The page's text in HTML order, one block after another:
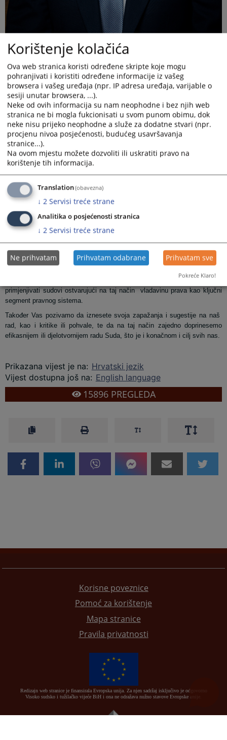
Dobro došli na Web stranicu Kantonalnog suda u Novom Travniku koja
ima za cilj da pruži potrebne informacije o organizaciji i radu suda na
moderan, profesionalan i transparentan način kao i o svim aktuelnim
dešavanjima od interesa za javnost.
Svaki građanin ima pravo na pristup sudu, pravo na pravično suđenje, a
i temeljnim slobodama su obvezni i dužni u svom radu poštovati i
primjenjivati sudovi ostvarujući na taj način vladavinu prava kao ključni
segment pravnog sistema.
Također Vas pozivamo da iznesete svoja zapažanja i sugestije na naš
rad, kao i kritike ili pohvale, te da na taj način zajedno doprinesemo
efikasnijem ili djelotvornijem radu Suda, što je i konačnom i cilj svih nas.
Prikazana vijest je na: Hrvatski jezik
Vijest dostupna još na: English language
15896PREGLEDA
Korisne poveznice
Pomoć za korištenje
Mapa stranice
Pravila privatnosti
Redizajn web stranice je finansirala Evropska unija. Za njen sadržaj isključivo je odgovorno
Visoko sudsko i tužilačko vijeće BiH i ona ne odražava nužno stavove Evropske unije.
Korištenje kolačića
Ova web stranica koristi određene skripte koje mogu
pohranjivati i koristiti određene informacije iz vašeg
browsera i vašeg uređaja (npr. IP adresa uređaja, varijable o
sesiji unutar browsera, ...).
Neke od ovih informacija su nam neophodne i bez njih web
stranica ne bi mogla fukcionisati u svom punom obimu, dok
neke nisu prijeko neophodne a služe za dodatne stvari (npr.
procjenu nivoa posjećenosti, budućeg usavršavanja
stranice...).
Na ovom mjestu možete dozvoliti ili uskratiti pravo na
korištenje tih informacija.
Translation(obavezna)
↓ 2 Servisi treće strane
Analitika o posjećenosti stranica
↓ 2 Servisi treće strane
Ne prihvatam Prihvatam odabrane Prihvatam sve
Pokreće Klaro!